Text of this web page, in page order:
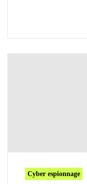
Cyber espionnage